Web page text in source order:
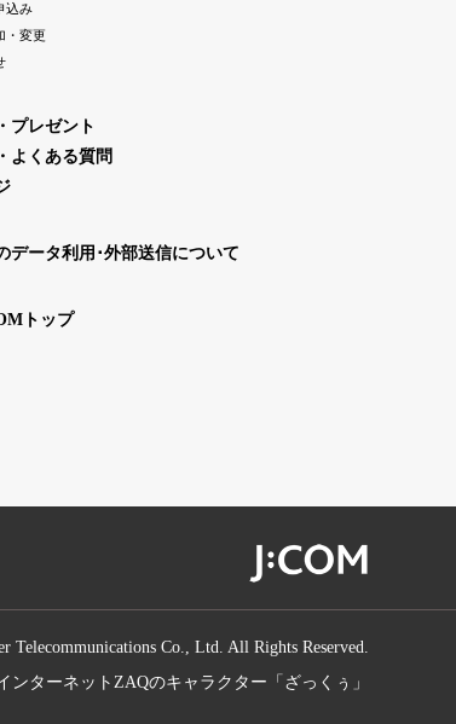
込み
・変更
プレゼント
よくある質問
データ利用･外部送信について
トップ
Telecommunications Co., Ltd. All Rights Reserved.
ンターネットZAQのキャラクター「ざっくぅ」